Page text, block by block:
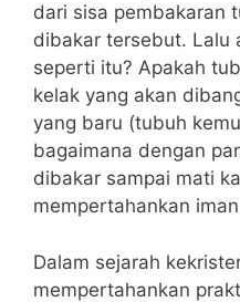
dari sisa pembakaran
dibakar tersebut. Lalu
seperti itu? Apakah
kelak yang akan
yang baru (tubuh
bagaimana dengan
dibakar sampai mati
mempertahankan
Dalam sejarah
mempertahankan